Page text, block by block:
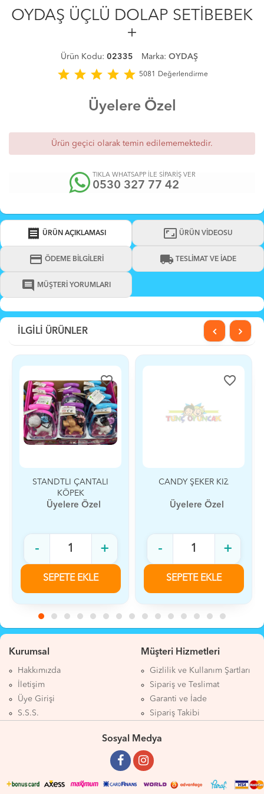
OYDAŞ ÜÇLÜ DOLAP SETİBEBEK
+
Ürün Kodu: 02335 Marka: OYDAŞ
star star star star star 5081 Değerlendirme
Üyelere Özel
Ürün geçici olarak temin edilememektedir.
TIKLA WHATSAPP İLE SİPARİŞ VER
0530 327 77 42
receipt ÜRÜN AÇIKLAMASI aspect_ratio ÜRÜN VİDEOSU
credit_card ÖDEME BİLGİLERİ local_shipping TESLİMAT VE İADE
comment MÜŞTERİ YORUMLARI
İLGİLİ ÜRÜNLER
favorite_border
STANDTLI ÇANTALI
KÖPEK
Üyelere Özel
- +
SEPETE EKLE
favorite_border
CANDY ŞEKER KIZ
Üyelere Özel
- +
SEPETE EKLE
Kurumsal
Hakkımızda
İletişim
Üye Girişi
S.S.S.
Müşteri Hizmetleri
Gizlilik ve Kullanım Şartları
Sipariş ve Teslimat
Garanti ve İade
Sipariş Takibi
Sosyal Medya